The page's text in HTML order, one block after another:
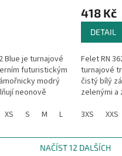
Blue je turnajové
futuristickým
modrý
neonově
vzhled....
XS S M L XL
418 Kč
DETAIL
Felet RN
turnajové
čistý bílý
zelenými a
elegantně,
3XS XXS
NAČÍST 12 DALŠÍCH